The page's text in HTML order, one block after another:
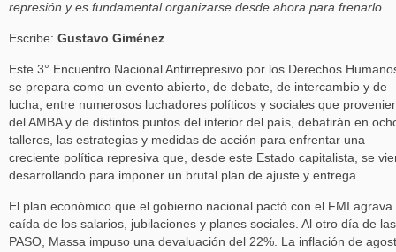
represión y es fundamental organizarse desde ahora para frenarlo.
Escribe: Gustavo Giménez
Este 3° Encuentro Nacional Antirrepresivo por los Derechos
se prepara como un evento abierto, de debate, de intercambio y de
lucha, entre numerosos luchadores políticos y sociales que
del AMBA y de distintos puntos del interior del país, debatirán en
talleres, las estrategias y medidas de acción para enfrentar una
creciente política represiva que, desde este Estado capitalista, se
desarrollando para imponer un brutal plan de ajuste y entrega.
El plan económico que el gobierno nacional pactó con el FMI agrava
caída de los salarios, jubilaciones y planes sociales. Al otro día de las
PASO, Massa impuso una devaluación del 22%. La inflación de